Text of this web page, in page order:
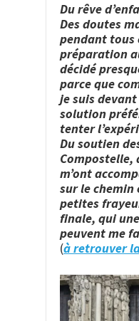
Du rêve
Des doutes
pendant tous
préparation
décidé
parce que
je suis
solution
tenter
Du soutien
Compostelle,
m’ont
sur le chemin
petites
finale, qui
peuvent me
(à retrouver